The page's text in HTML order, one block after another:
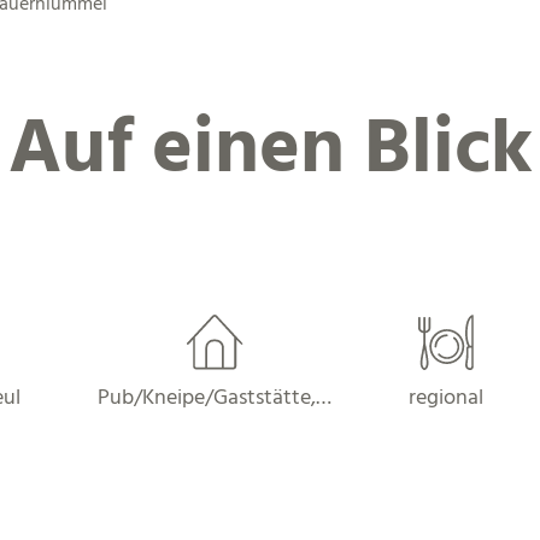
Auf einen Blick
Pub/Kneipe/Gaststätte,… regional